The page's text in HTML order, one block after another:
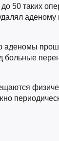
50 таких
аденомы